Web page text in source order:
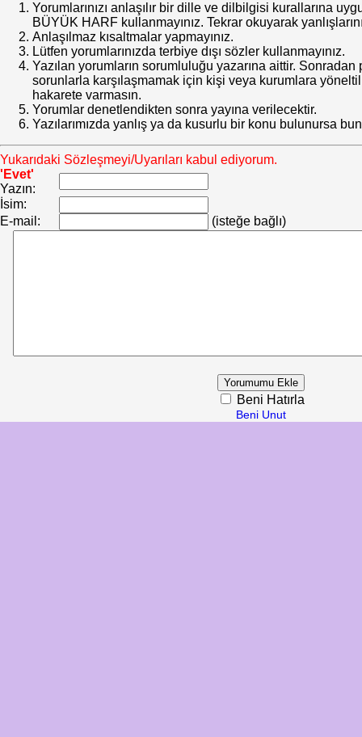
Yorumlarınızı anlaşılır bir dille ve dilbilgisi kurallarına
BÜYÜK HARF kullanmayınız. Tekrar okuyarak
Anlaşılmaz kısaltmalar yapmayınız.
Lütfen yorumlarınızda terbiye dışı sözler kullanmayınız.
Yazılan yorumların sorumluluğu yazarına aittir.
sorunlarla karşılaşmamak için kişi veya kurumlara
hakarete varmasın.
Yorumlar denetlendikten sonra yayına verilecektir.
Yazılarımızda yanlış ya da kusurlu bir konu bulunursa
Yukarıdaki Sözleşmeyi/Uyarıları kabul ediyorum.
'Evet'
Yazın:
İsim:
E-mail:
(isteğe bağlı)
Beni Hatırla
Beni Unut